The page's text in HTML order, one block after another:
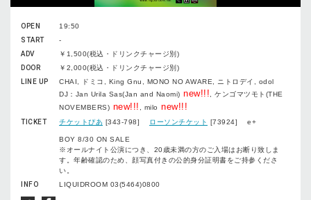
OPEN
19:50
START
-
ADV
￥1,500(税込・ドリンクチャージ別)
DOOR
￥2,000(税込・ドリンクチャージ別)
LINE UP
CHAI, ドミコ, King Gnu, MONO NO AWARE, ニトロデイ, odol
DJ：Jan Urila Sas(Jan and Naomi) new!!! , ケンゴマツモト(THE
NOVEMBERS) new!!! , milo new!!!
TICKET チケットぴあ [343-798] ローソンチケット [73924] e+
BOY 8/30 ON SALE
※オールナイト公演につき、20歳未満の方のご入場はお断り致しま
す。年齢確認のため、顔写真付きの公的身分証明書をご持参くださ
い。
INFO
LIQUIDROOM 03(5464)0800